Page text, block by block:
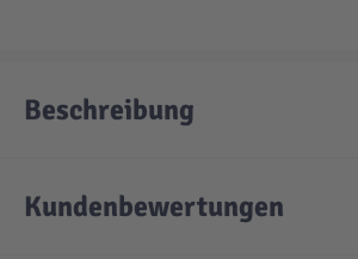
Beschreibung
Kundenbewertungen